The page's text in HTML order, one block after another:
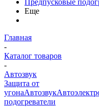
Предпусковые
Еще
Главная
-
Каталог товаров
-
Автозвук
Защита от
угонаАвтозвук
подогреватели